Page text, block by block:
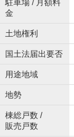
駐車場 / 月額料
金
土地権利
国土法届出要否
用途地域
地勢
棟総戸数 /
販売戸数